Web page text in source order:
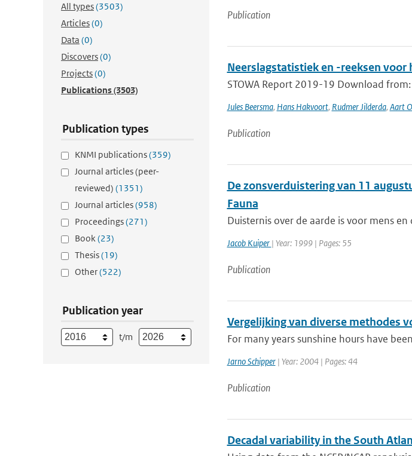
All types(3503)
Articles(0)
Data (0)
Discovers(0)
Projects(0)
Publications(3503)
Publication types
KNMI publications(359)
Journal articles (peer-
reviewed) (1351)
Journal articles(958)
Proceedings(271)
Book(23)
Thesis(19)
Other(522)
Publication year
t/m
Publication
Neerslagstatistiek en -reeksen voor
STOWA Report 2019-19 Download
Jules Beersma, Hans Hakvoort, Rudmer Jilderda, Aart
Publication
De zonsverduistering van 11
Fauna
Duisternis over de aarde is voor mens
Jacob Kuiper | Year: 1999 | Pages: 55
Publication
Vergelijking van diverse methodes
For many years sunshine hours have
Jarno Schipper| Year: 2004 | Pages: 44
Publication
Decadal variability in the South